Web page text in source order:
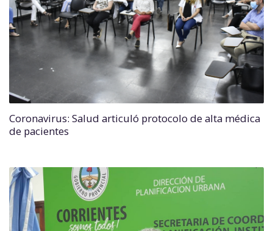
Coronavirus: Salud articuló protocolo de alta médica
de pacientes